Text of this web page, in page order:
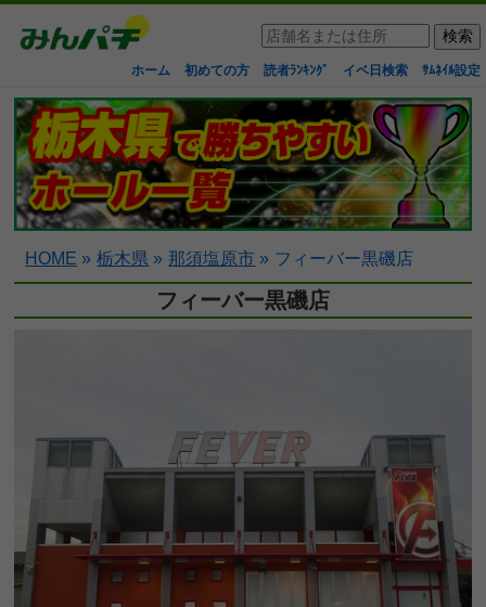
ホーム 初めての方 読者ﾗﾝｷﾝｸﾞ イベ日検索 ｻﾑﾈｲﾙ設定
HOME » 栃木県 » 那須塩原市 » フィーバー黒磯店
フィーバー黒磯店